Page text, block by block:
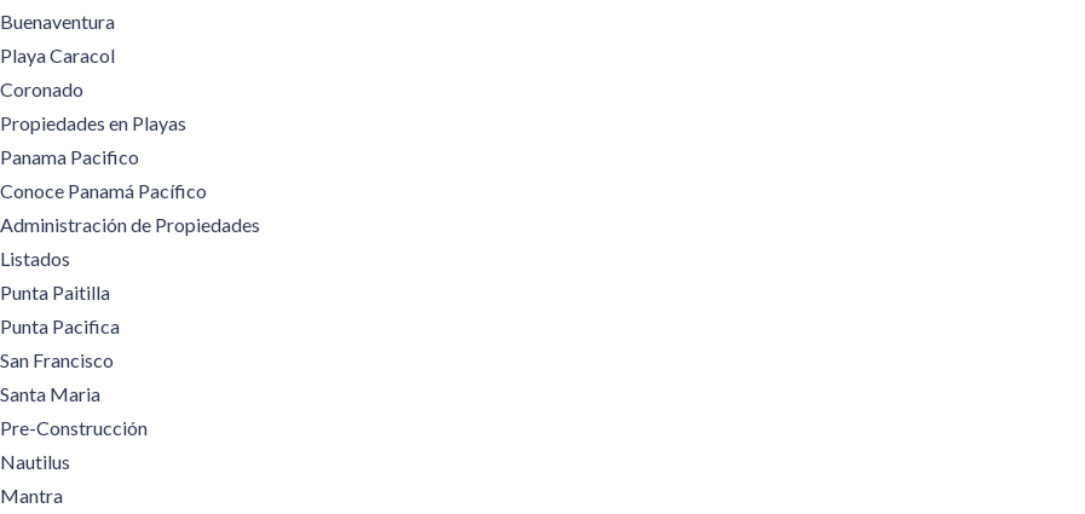
Buenaventura
Playa Caracol
Coronado
Propiedades en Playas
Panama Pacifico
Conoce Panamá Pacífico
Administración de Propiedades
Listados
Punta Paitilla
Punta Pacifica
San Francisco
Santa Maria
Pre-Construcción
Nautilus
Mantra